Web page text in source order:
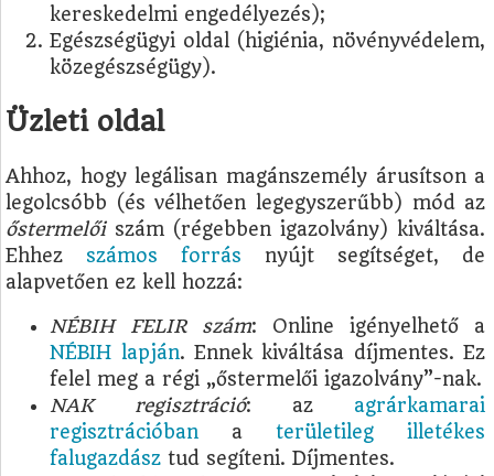
kereskedelmi engedélyezés);
Egészségügyi oldal (higiénia, növényvédelem,
közegészségügy).
Üzleti oldal
Ahhoz, hogy legálisan magánszemély árusítson a
legolcsóbb (és vélhetően legegyszerűbb) mód az
őstermelőiszám (régebben igazolvány) kiváltása.
Ehhez számos forrás nyújt segítséget, de
alapvetően ez kell hozzá:
NÉBIH FELIR szám: Online igényelhető a
NÉBIH lapján. Ennek kiváltása díjmentes. Ez
felel meg a régi „őstermelői igazolvány”-nak.
NAK regisztráció: az agrárkamarai
regisztrációban aterületileg illetékes
falugazdász tud segíteni. Díjmentes.